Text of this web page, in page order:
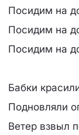
Посидим на
Посидим на
Посидим на
Бабки
Подновляли
Ветер взвыл